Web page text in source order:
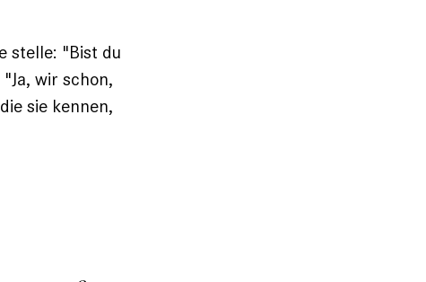
stelle: "Bist du
wir schon,
sie kennen,